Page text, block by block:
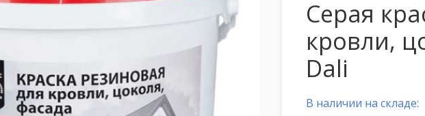
Серая
кровли,
Dali
В наличии на складе: